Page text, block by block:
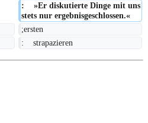
:    »Er diskutierte Dinge mit uns
stets nur ergebnisgeschlossen.«
;ersten
:    strapazieren